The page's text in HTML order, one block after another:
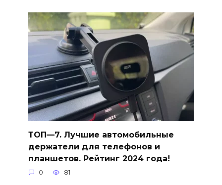
ТОП—7. Лучшие автомобильные
держатели для телефонов и
планшетов. Рейтинг 2024 года!
0 81